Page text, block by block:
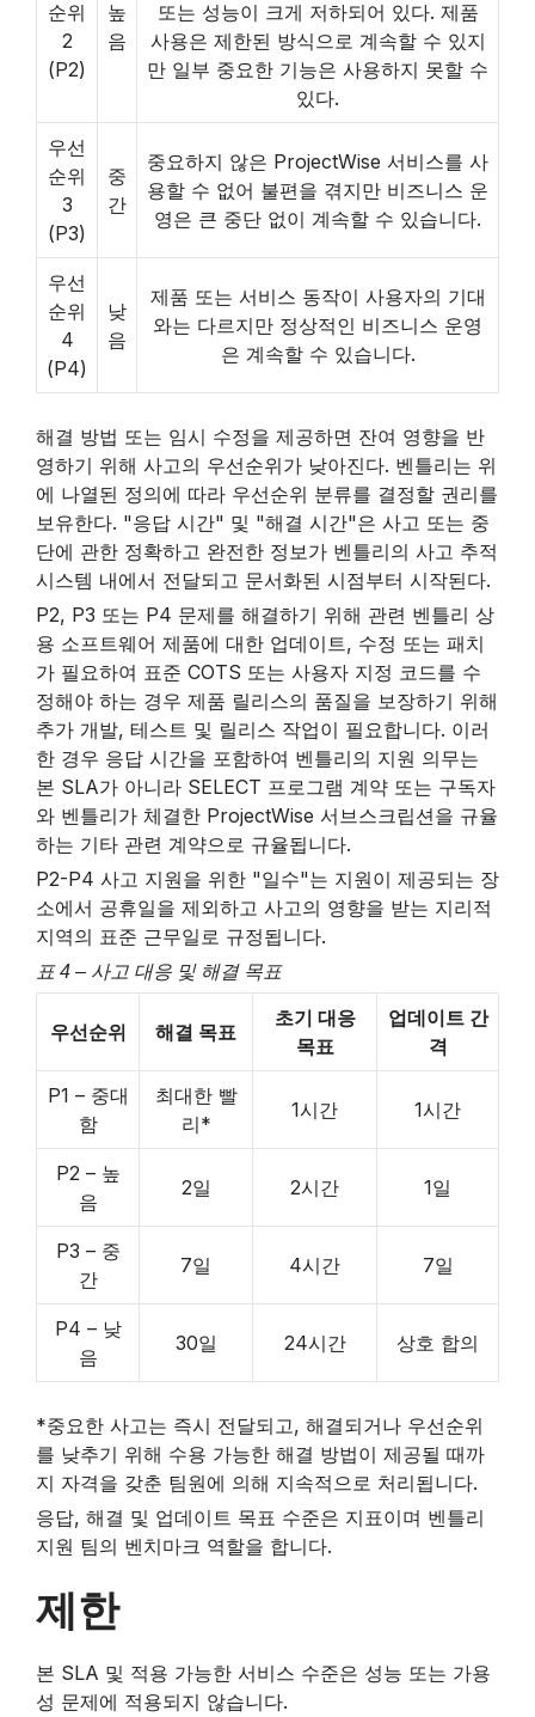
순위
2
(P2)
높
음
또는 성능이 크게 저하되어 있다. 제품
사용은 제한된 방식으로 계속할 수 있지
만 일부 중요한 기능은 사용하지 못할 수
있다.
우선
순위
3
(P3)
중
간
중요하지 않은 ProjectWise 서비스를 사
용할 수 없어 불편을 겪지만 비즈니스 운
영은 큰 중단 없이 계속할 수 있습니다.
우선
순위
4
(P4)
낮
음
제품 또는 서비스 동작이 사용자의 기대
와는 다르지만 정상적인 비즈니스 운영
은 계속할 수 있습니다.
빈
제
목
해결 방법 또는 임시 수정을 제공하면 잔여 영향을 반
영하기 위해 사고의 우선순위가 낮아진다. 벤틀리는 위
에 나열된 정의에 따라 우선순위 분류를 결정할 권리를
보유한다. "응답 시간" 및 "해결 시간"은 사고 또는 중
단에 관한 정확하고 완전한 정보가 벤틀리의 사고 추적
시스템 내에서 전달되고 문서화된 시점부터 시작된다.
P2, P3 또는 P4 문제를 해결하기 위해 관련 벤틀리 상
용 소프트웨어 제품에 대한 업데이트, 수정 또는 패치
가 필요하여 표준 COTS 또는 사용자 지정 코드를 수
정해야 하는 경우 제품 릴리스의 품질을 보장하기 위해
추가 개발, 테스트 및 릴리스 작업이 필요합니다. 이러
한 경우 응답 시간을 포함하여 벤틀리의 지원 의무는
본 SLA가 아니라 SELECT 프로그램 계약 또는 구독자
와 벤틀리가 체결한 ProjectWise 서브스크립션을 규율
하는 기타 관련 계약으로 규율됩니다.
P2-P4 사고 지원을 위한 "일수"는 지원이 제공되는 장
소에서 공휴일을 제외하고 사고의 영향을 받는 지리적
지역의 표준 근무일로 규정됩니다.
표 4 – 사고 대응 및 해결 목표
우선순위 해결 목표
초기 대응
목표
업데이트 간
격
P1 – 중대
함
최대한 빨
리*
1시간 1시간
P2 – 높
음
2일 2시간 1일
P3 – 중
간
7일 4시간 7일
P4 – 낮
음
30일 24시간 상호 합의
*중요한 사고는 즉시 전달되고, 해결되거나 우선순위
를 낮추기 위해 수용 가능한 해결 방법이 제공될 때까
지 자격을 갖춘 팀원에 의해 지속적으로 처리됩니다.
응답, 해결 및 업데이트 목표 수준은 지표이며 벤틀리
지원 팀의 벤치마크 역할을 합니다.
빈
제
목
제한
본 SLA 및 적용 가능한 서비스 수준은 성능 또는 가용
성 문제에 적용되지 않습니다.